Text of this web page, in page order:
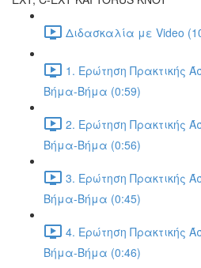
Διδασκαλία με Video
1. Ερώτηση Πρακτικής
Βήμα-Βήμα (0:59)
2. Ερώτηση Πρακτικής
Βήμα-Βήμα (0:56)
3. Ερώτηση Πρακτικής
Βήμα-Βήμα (0:45)
4. Ερώτηση Πρακτικής
Βήμα-Βήμα (0:46)